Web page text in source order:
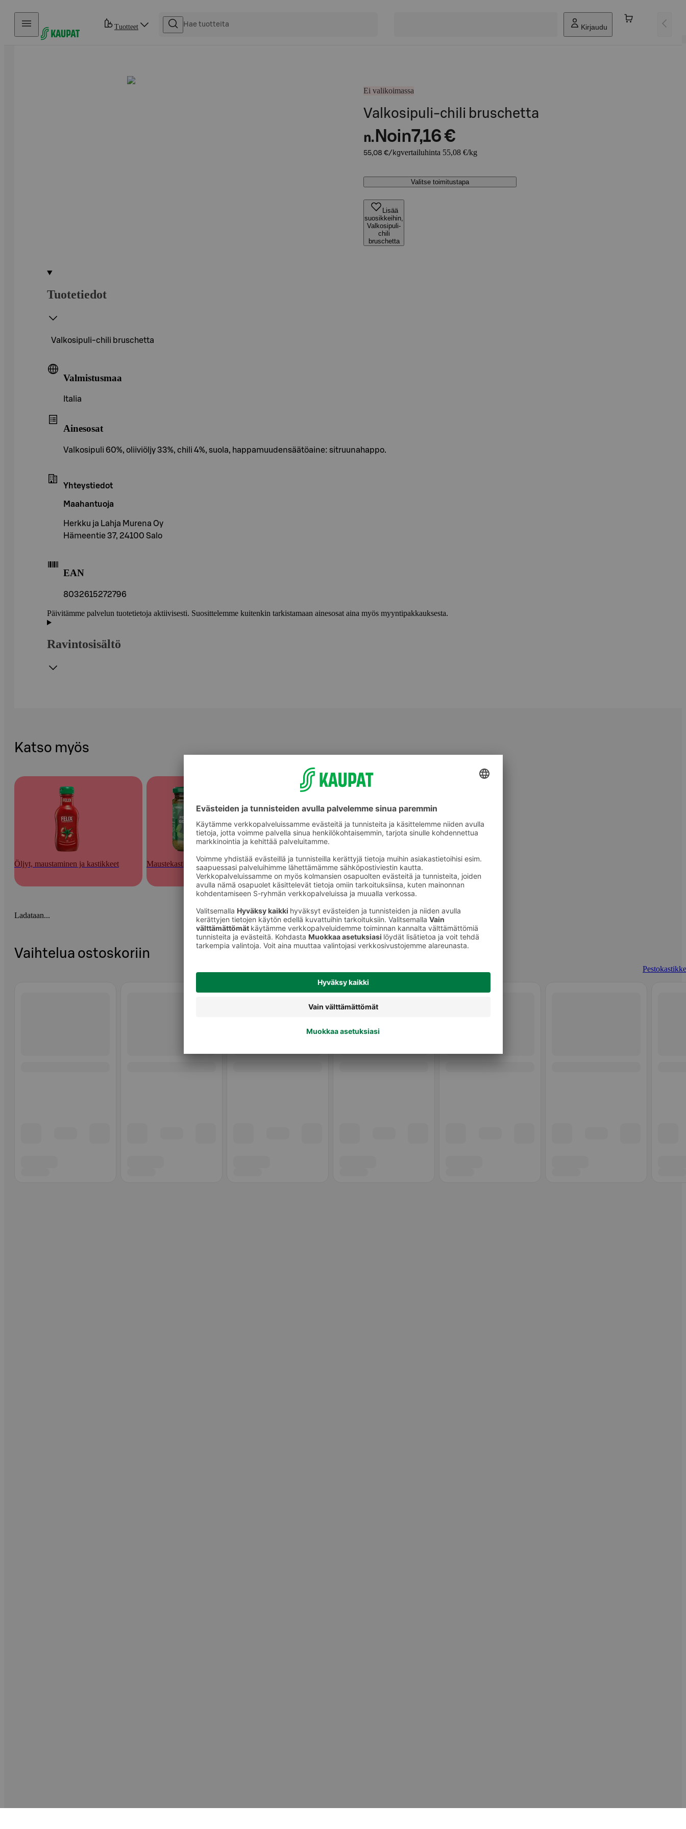
Hyppää sisältöön
Tuotteet Kirjaudu
Ei valikoimassa
Valkosipuli-chili bruschetta
n. Noin7,16 €
55,08 €/kgvertailuhinta 55,08 €/kg
Valitse toimitustapa
Lisää
suosikkeihin,
Valkosipuli-
chili
bruschetta
Tuotetiedot
Valkosipuli-chili bruschetta
Valmistusmaa
Italia
Ainesosat
Valkosipuli 60%, oliiviöljy 33%, chili 4%, suola, happamuudensäätöaine: sitruunahappo.
Yhteystiedot
Maahantuoja
Herkku ja Lahja Murena Oy
Hämeentie 37, 24100 Salo
EAN
8032615272796
Päivitämme palvelun tuotetietoja aktiivisesti. Suosittelemme kuitenkin tarkistamaan ainesosat aina myös myyntipakkauksesta.
Ravintosisältö
Katso myös
Öljyt, maustaminen ja kastikkeet Maustekastikkeet ja tahnat Pestokastikkeet
Ladataan...
Vaihtelua ostoskoriin